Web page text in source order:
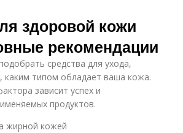
здоровой кожи
рекомендации
средства для ухода,
каким типом обладает ваша кожа.
зависит успех и
продуктов.
жирной кожей